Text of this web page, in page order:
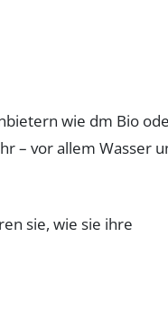
wie dm Bio
– vor allem Wasser